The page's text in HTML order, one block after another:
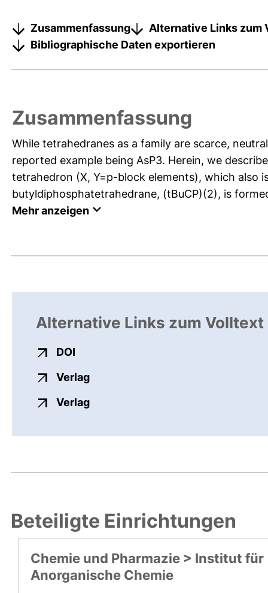
Zusammenfassung
Alternative Links zum
Bibliographische Daten exportieren
Zusammenfassung
While tetrahedranes as a family are scarce,
reported example being AsP3. Herein, we
tetrahedron (X, Y=p-block elements), which
butyldiphosphatetrahedrane, (tBuCP)(2), is
Mehr anzeigen
Alternative Links zum Volltext
DOI
Verlagexterner Link, öffnet neues
Verlagexterner Link, öffnet neues
Beteiligte Einrichtungen
Chemie und Pharmazie > Institut für
Anorganische Chemie